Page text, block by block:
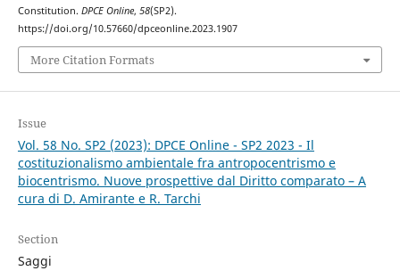
Constitution. DPCE Online, 58(SP2).
https://doi.org/10.57660/dpceonline.2023.1907
More Citation Formats
Issue
Vol. 58 No. SP2 (2023): DPCE Online - SP2 2023 - Il
costituzionalismo ambientale fra antropocentrismo e
biocentrismo. Nuove prospettive dal Diritto comparato – A
cura di D. Amirante e R. Tarchi
Section
Saggi